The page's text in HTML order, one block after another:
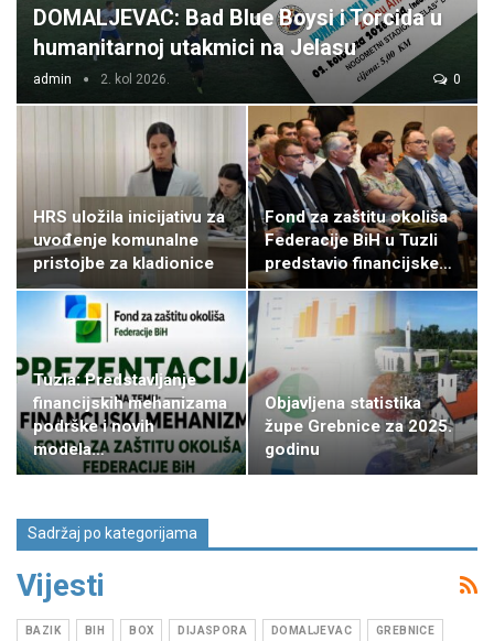
DOMALJEVAC: Bad Blue Boysi i Torcida u
humanitarnoj utakmici na Jelasu
admin 2. kol 2026. 0
HRS uložila inicijativu za
uvođenje komunalne
pristojbe za kladionice
Fond za zaštitu okoliša
Federacije BiH u Tuzli
predstavio financijske…
Tuzla: Predstavljanje
financijskih mehanizama
podrške i novih
modela…
Objavljena statistika
župe Grebnice za 2025.
godinu
Sadržaj po kategorijama
Vijesti
BAZIK BIH BOX DIJASPORA DOMALJEVAC GREBNICE